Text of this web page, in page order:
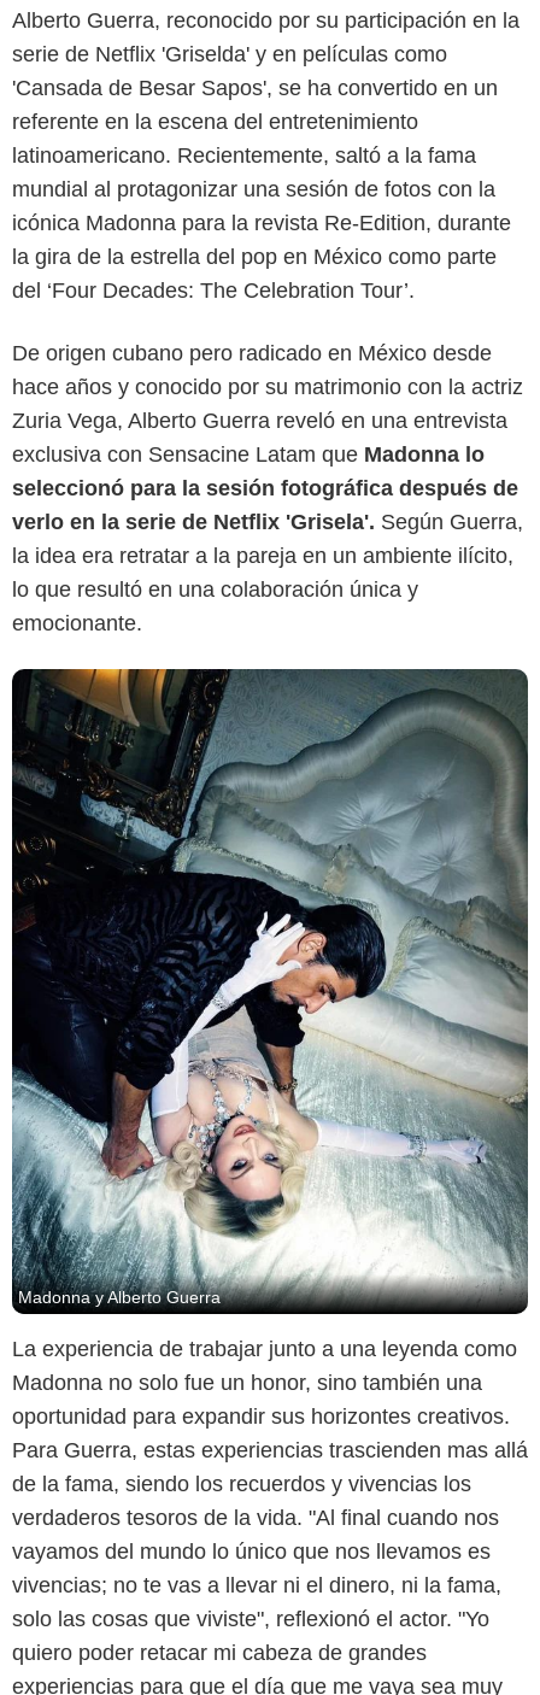
Alberto Guerra, reconocido por su participación en la
serie de Netflix 'Griselda' y en películas como
'Cansada de Besar Sapos', se ha convertido en un
referente en la escena del entretenimiento
latinoamericano. Recientemente, saltó a la fama
mundial al protagonizar una sesión de fotos con la
icónica Madonna para la revista Re-Edition, durante
la gira de la estrella del pop en México como parte
del ‘Four Decades: The Celebration Tour’.
De origen cubano pero radicado en México desde
hace años y conocido por su matrimonio con la actriz
Zuria Vega, Alberto Guerra reveló en una entrevista
exclusiva con Sensacine Latam que Madonna lo
seleccionó para la sesión fotográfica después de
verlo en la serie de Netflix 'Grisela'. Según Guerra,
la idea era retratar a la pareja en un ambiente ilícito,
lo que resultó en una colaboración única y
emocionante.
Re-Edition
Madonna y Alberto Guerra
La experiencia de trabajar junto a una leyenda como
Madonna no solo fue un honor, sino también una
oportunidad para expandir sus horizontes creativos.
Para Guerra, estas experiencias trascienden mas allá
de la fama, siendo los recuerdos y vivencias los
verdaderos tesoros de la vida. "Al final cuando nos
vayamos del mundo lo único que nos llevamos es
vivencias; no te vas a llevar ni el dinero, ni la fama,
solo las cosas que viviste", reflexionó el actor. "Yo
quiero poder retacar mi cabeza de grandes
experiencias para que el día que me vaya sea muy